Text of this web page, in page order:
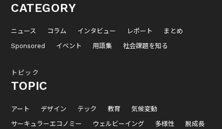
CATEGORY
ニュース コラム インタビュー レポート
まとめ
Sponsored
イベント 用語集 社会課題を知る
トピック
TOPIC
アート デザイン テック 教育
気候変動
サーキュラーエコノミー
ウェルビーイング 多様性 脱成長